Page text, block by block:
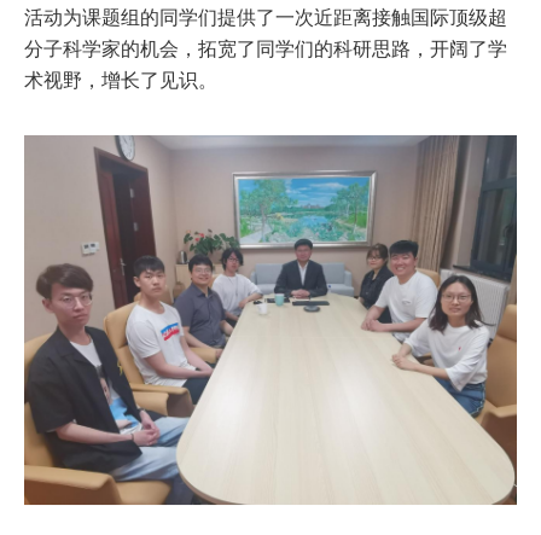
活动为课题组的同学们提供了一次近距离接触国际顶级超
分子科学家的机会，拓宽了同学们的科研思路，开阔了学
术视野，增长了见识。